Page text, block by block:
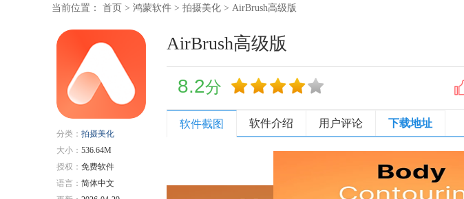
当前位置： 首页 > 鸿蒙软件 > 拍摄美化 > AirBrush高级版
分类： 拍摄美化
大小： 536.64M
授权： 免费软件
语言： 简体中文
AirBrush高级版
8.2分
软件截图 软件介绍 用户评论 下载地址